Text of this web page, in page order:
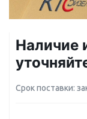
Наличие
Срок поставки: